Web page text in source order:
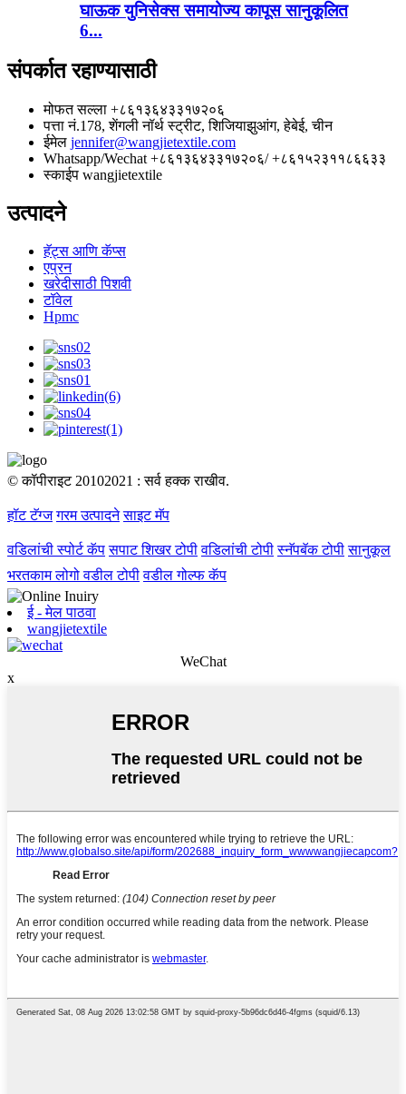
घाऊक युनिसेक्स समायोज्य कापूस सानुकूलित
6...
संपर्कात रहाण्यासाठी
मोफत सल्ला +८६१३६४३३१७२०६
पत्ता नं.178, शेंगली नॉर्थ स्ट्रीट, शिजियाझुआंग, हेबेई, चीन
ईमेल jennifer@wangjietextile.com
Whatsapp/Wechat +८६१३६४३३१७२०६/ +८६१५२३११८६६३३
स्काईप wangjietextile
उत्पादने
हॅट्स आणि कॅप्स
एप्रन
खरेदीसाठी पिशवी
टॉवेल
Hpmc
© कॉपीराइट 20102021 : सर्व हक्क राखीव.
हॉट टॅग्ज गरम उत्पादने साइट मॅप
वडिलांची स्पोर्ट कॅप सपाट शिखर टोपी वडिलांची टोपी स्नॅपबॅक टोपी सानुकूल
भरतकाम लोगो वडील टोपी वडील गोल्फ कॅप
ई - मेल पाठवा
wangjietextile
WeChat
x